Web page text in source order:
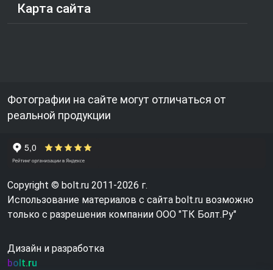
Карта сайта
Фотографии на сайте могут отличаться от
реальной продукции
Copyright © bolt.ru 2011-2026 г.
Использование материалов с сайта bolt.ru возможно
только с разрешения компании ООО "ТК Болт.Ру"
Дизайн и разработка
bolt.ru